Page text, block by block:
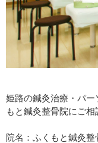
姫路の鍼灸治療・パー
もと鍼灸整骨院にご相
院名：ふくもと鍼灸整